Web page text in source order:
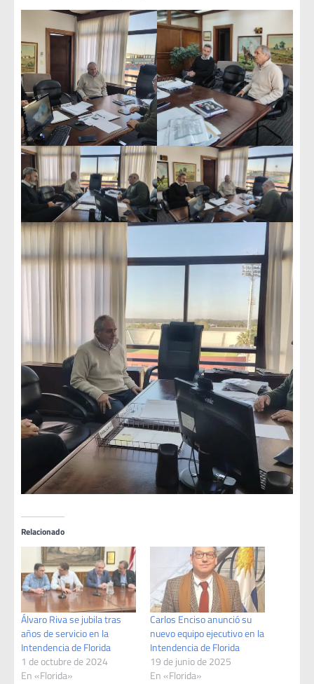
Relacionado
Álvaro Riva se jubila tras
años de servicio en la
Intendencia de Florida
1 de octubre de 2024
En «Florida»
Carlos Enciso anunció su
nuevo equipo ejecutivo en la
Intendencia de Florida
19 de junio de 2025
En «Florida»